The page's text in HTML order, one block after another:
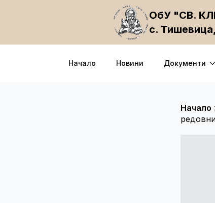
ОбУ "СВ.
с.
Начало Новини Документи
Начало